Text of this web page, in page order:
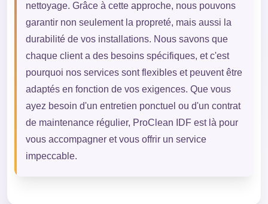
nettoyage. Grâce à cette approche, nous pouvons
garantir non seulement la propreté, mais aussi la
durabilité de vos installations. Nous savons que
chaque client a des besoins spécifiques, et c'est
pourquoi nos services sont flexibles et peuvent être
adaptés en fonction de vos exigences. Que vous
ayez besoin d'un entretien ponctuel ou d'un contrat
de maintenance régulier, ProClean IDF est là pour
vous accompagner et vous offrir un service
impeccable.